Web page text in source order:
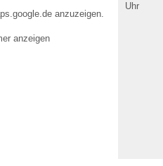
anzuzeigen.
anzeigen
Uhr